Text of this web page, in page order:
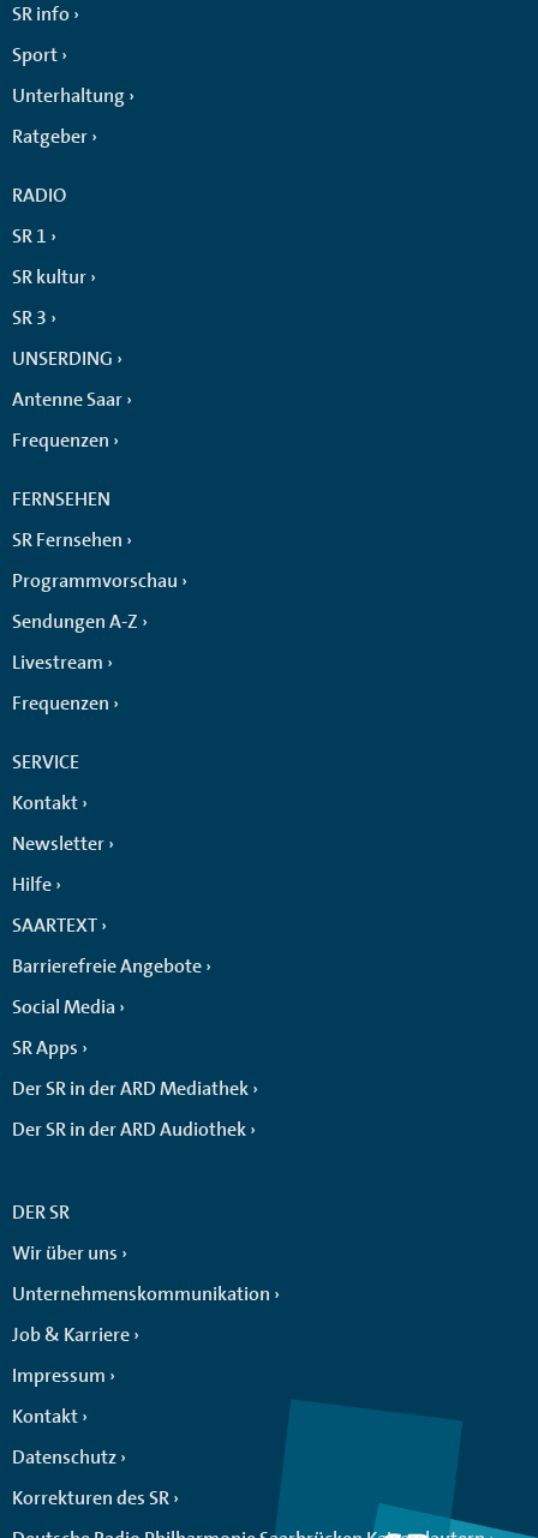
SR info
Sport
Unterhaltung
Ratgeber
RADIO
SR 1
SR kultur
SR 3
UNSERDING
Antenne Saar
Frequenzen
FERNSEHEN
SR Fernsehen
Programmvorschau
Sendungen A-Z
Livestream
Frequenzen
SERVICE
Kontakt
Newsletter
Hilfe
SAARTEXT
Barrierefreie Angebote
Social Media
SR Apps
Der SR in der ARD Mediathek
Der SR in der ARD Audiothek
DER SR
Wir über uns
Unternehmenskommunikation
Job & Karriere
Impressum
Kontakt
Datenschutz
Korrekturen des SR